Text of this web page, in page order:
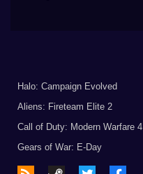
Halo: Campaign Evolved
Aliens: Fireteam Elite 2
Call of Duty: Modern Warfare 4
Gears of War: E-Day